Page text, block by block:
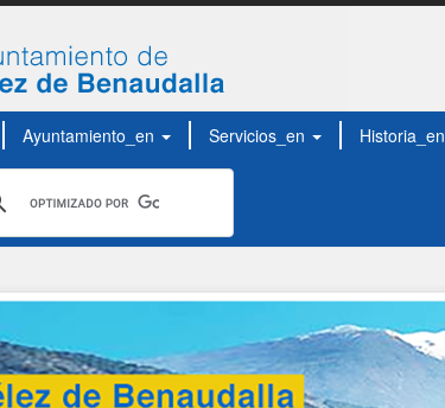
Ayuntamiento_en Servicios_en Historia_en